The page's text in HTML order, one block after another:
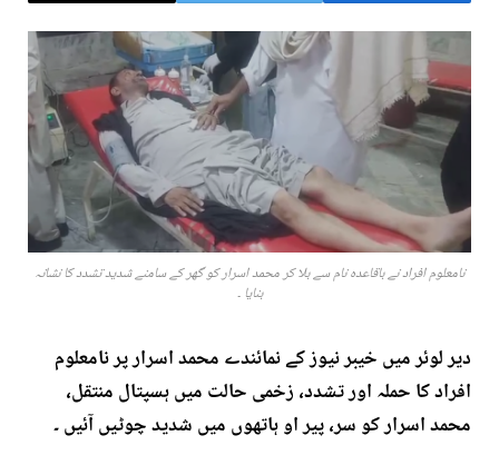
نامعلوم افراد نے باقاعدہ نام سے بلا کر محمد اسرار کو گھر کے سامنے شدید تشدد کا نشانہ
بنایا ۔
دیر لوئر میں خیبر نیوز کے نمائندے محمد اسرار پر نامعلوم
افراد کا حملہ اور تشدد، زخمی حالت میں ہسپتال منتقل،
محمد اسرار کو سر، پیر او ہاتھوں میں شدید چوٹیں آئیں ۔